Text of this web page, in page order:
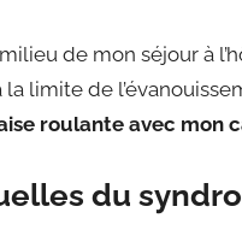
de mon séjour à
la limite de
roulante avec mon
du